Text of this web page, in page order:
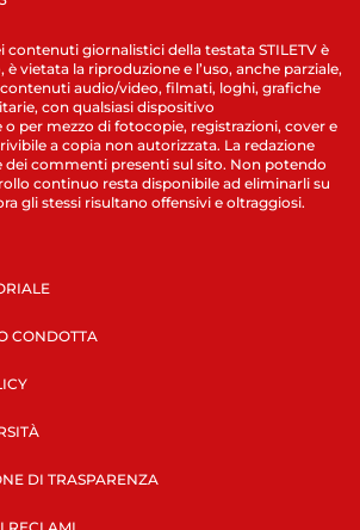
contenuti giornalistici della testata STILETV è
vietata la riproduzione e l’uso, anche parziale,
audio/video, filmati, loghi, grafiche
con qualsiasi dispositivo
per mezzo di fotocopie, registrazioni, cover e
a copia non autorizzata. La redazione
dei commenti presenti sul sito. Non potendo
continuo resta disponibile ad eliminarli su
gli stessi risultano offensivi e oltraggiosi.
CONDOTTA
DI TRASPARENZA